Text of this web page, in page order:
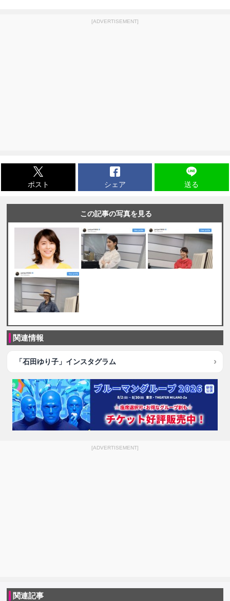
[ADVERTISEMENT]
ポスト シェア 送る
この記事の写真を見る
関連情報
「石田ゆり子」インスタグラム
[ADVERTISEMENT]
関連記事